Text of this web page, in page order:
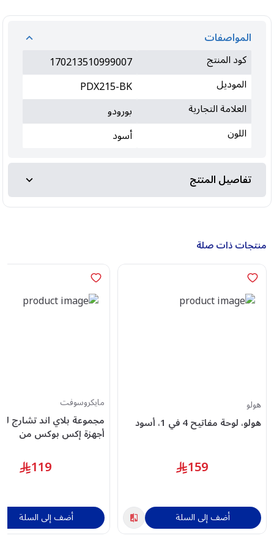
المواصفات
كود المنتج
170213510999007
الموديل
PDX215-BK
العلامة التجارية
بورودو
اللون
أسود
تفاصيل المنتج
منتجات ذات صلة
هولو
هولو، لوحة مفاتيح 4 في 1، أسود
159
أضف إلى السلة
مايكروسوفت
أجهزة إكس بوكس من
119
أضف إلى السلة